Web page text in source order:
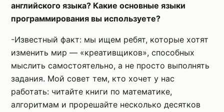
английского языка? Какие основные языки
программирования вы используете?
-Известный факт: мы ищем ребят, которые хотят
изменить мир — «креативщиков», способных
мыслить самостоятельно, а не просто выполнять
задания. Мой совет тем, кто хочет у нас
работать: читайте книги по математике,
алгоритмам и прорешайте несколько десятков